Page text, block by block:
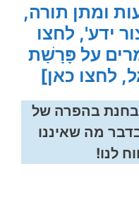
ומתן תורה,
ידע', לחצו
על פָּרָשַׁת
לחצו כאן]
בהפרה של
מה שאיננו
לנו!